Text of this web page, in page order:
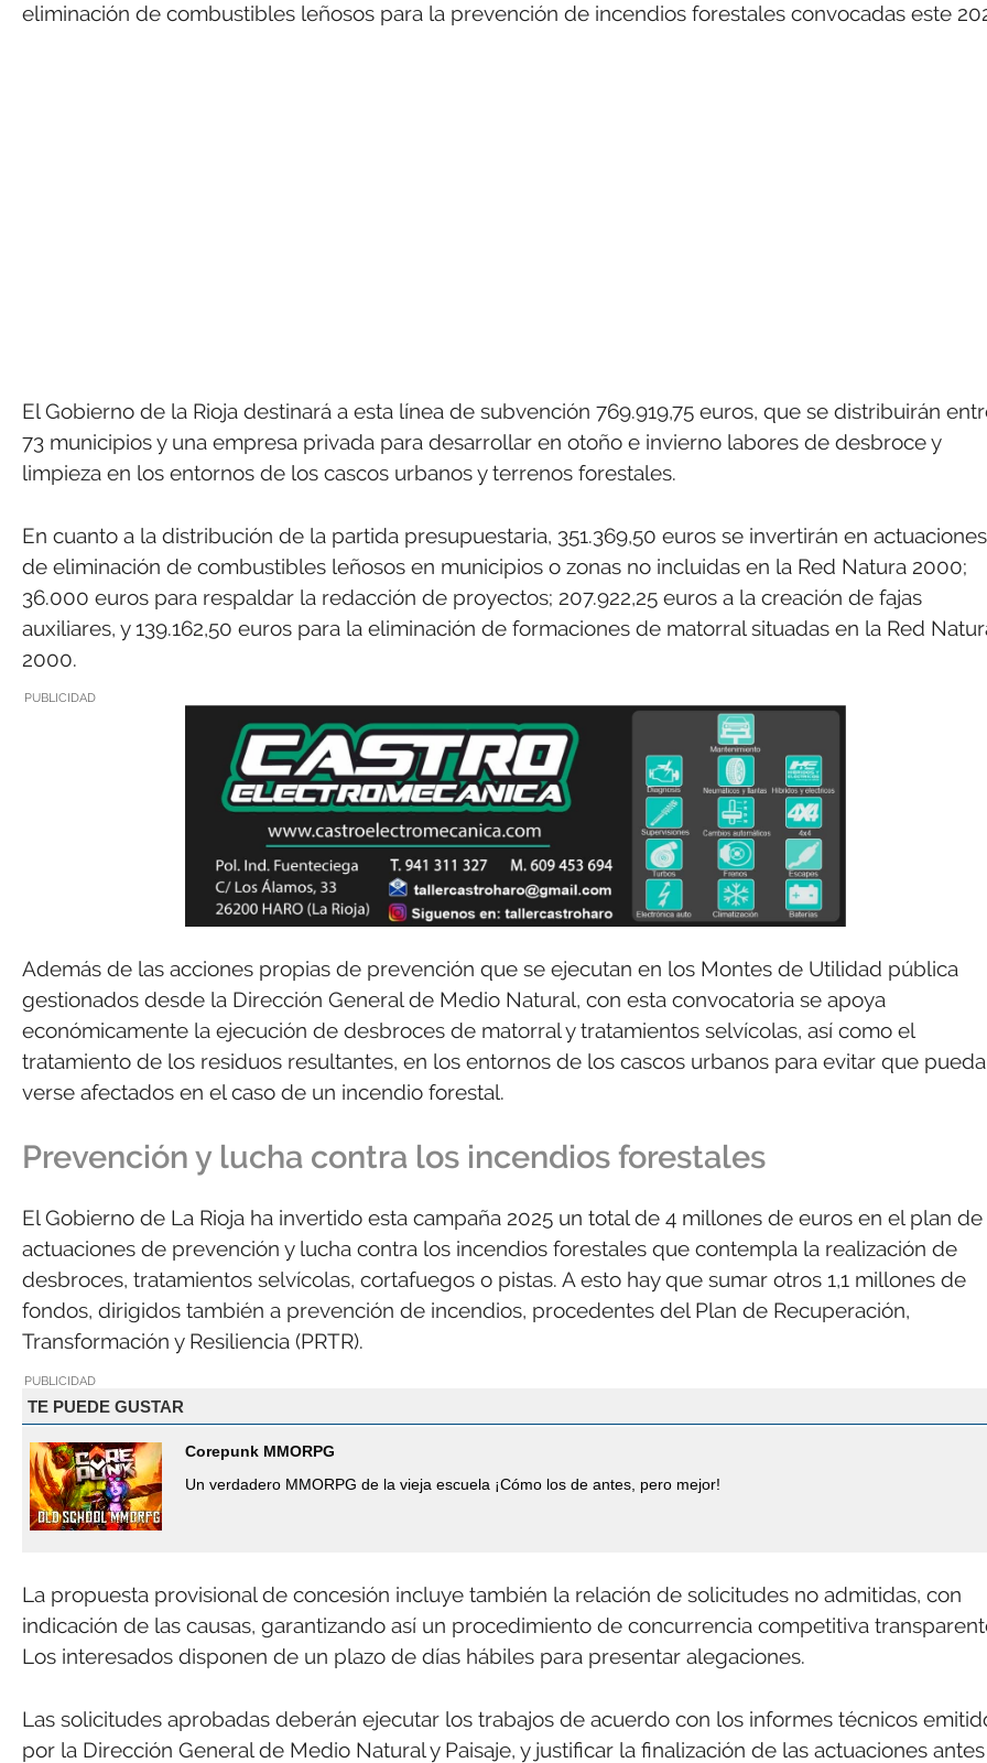
eliminación de combustibles leñosos para la prevención de incendios forestales convocadas este
El Gobierno de la Rioja destinará a esta línea de subvención 769.919,75 euros, que se distribuirán
73 municipios y una empresa privada para desarrollar en otoño e invierno labores de desbroce y
limpieza en los entornos de los cascos urbanos y terrenos forestales.
En cuanto a la distribución de la partida presupuestaria, 351.369,50 euros se invertirán en actuaciones
de eliminación de combustibles leñosos en municipios o zonas no incluidas en la Red Natura 2000;
36.000 euros para respaldar la redacción de proyectos; 207.922,25 euros a la creación de fajas
auxiliares, y 139.162,50 euros para la eliminación de formaciones de matorral situadas en la Red
2000.
PUBLICIDAD
Además de las acciones propias de prevención que se ejecutan en los Montes de Utilidad pública
gestionados desde la Dirección General de Medio Natural, con esta convocatoria se apoya
económicamente la ejecución de desbroces de matorral y tratamientos selvícolas, así como el
tratamiento de los residuos resultantes, en los entornos de los cascos urbanos para evitar que
verse afectados en el caso de un incendio forestal.
Prevención y lucha contra los incendios forestales
El Gobierno de La Rioja ha invertido esta campaña 2025 un total de 4 millones de euros en el plan de
actuaciones de prevención y lucha contra los incendios forestales que contempla la realización de
desbroces, tratamientos selvícolas, cortafuegos o pistas. A esto hay que sumar otros 1,1 millones de
fondos, dirigidos también a prevención de incendios, procedentes del Plan de Recuperación,
Transformación y Resiliencia (PRTR).
PUBLICIDAD
TE PUEDE GUSTAR
Corepunk MMORPG
Un verdadero MMORPG de la vieja escuela ¡Cómo los de antes, pero mejor!
La propuesta provisional de concesión incluye también la relación de solicitudes no admitidas, con
indicación de las causas, garantizando así un procedimiento de concurrencia competitiva
Los interesados disponen de un plazo de días hábiles para presentar alegaciones.
Las solicitudes aprobadas deberán ejecutar los trabajos de acuerdo con los informes técnicos
por la Dirección General de Medio Natural y Paisaje, y justificar la finalización de las actuaciones antes